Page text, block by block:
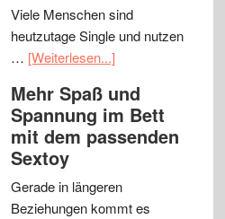
Viele Menschen sind
heutzutage Single und nutzen
… [Weiterlesen...]
Mehr Spaß und
Spannung im Bett
mit dem passenden
Sextoy
Gerade in längeren
Beziehungen kommt es